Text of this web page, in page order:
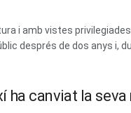
i amb vistes
després de dos anys i,
ha canviat la